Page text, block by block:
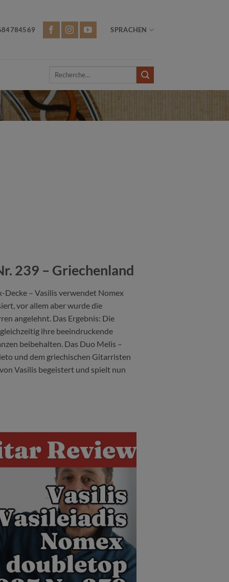
SPRACHEN
Recherche
239 – Griechenland
Decke – Vasilis verwendet Nomex
vor allem aber wurde die
angelehnt. Das Ergebnis: Die
ihre beeindruckende
beibehalten. Das Duo Melis –
und dem griechischen Gitarristen
Vasilis begeistert und spielt nun